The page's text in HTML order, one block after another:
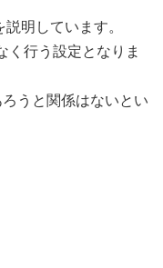
明しています。
く行う設定となりま
うと関係はないとい